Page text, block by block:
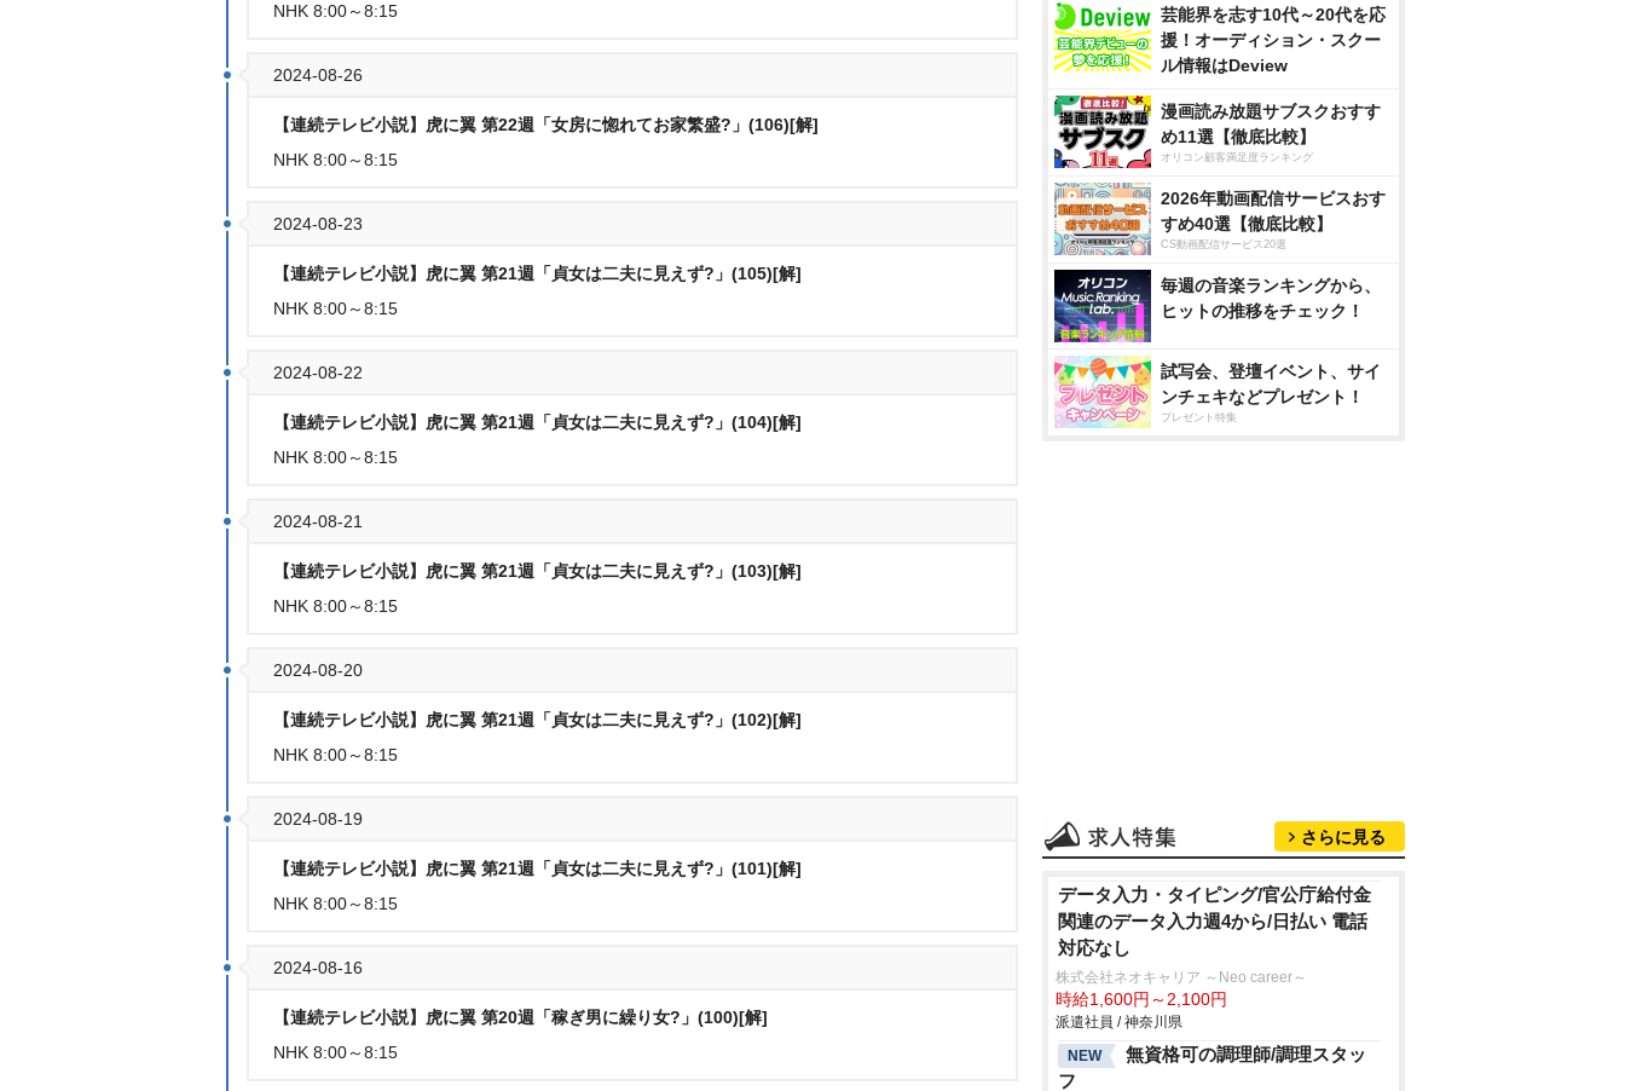
NHK 8:00～8:15
2024-08-26
【連続テレビ小説】虎に翼 第22週「女房に惚れてお家繁盛?」(106)[解]
NHK 8:00～8:15
2024-08-23
【連続テレビ小説】虎に翼 第21週「貞女は二夫に見えず?」(105)[解]
NHK 8:00～8:15
2024-08-22
【連続テレビ小説】虎に翼 第21週「貞女は二夫に見えず?」(104)[解]
NHK 8:00～8:15
2024-08-21
【連続テレビ小説】虎に翼 第21週「貞女は二夫に見えず?」(103)[解]
NHK 8:00～8:15
2024-08-20
【連続テレビ小説】虎に翼 第21週「貞女は二夫に見えず?」(102)[解]
NHK 8:00～8:15
2024-08-19
【連続テレビ小説】虎に翼 第21週「貞女は二夫に見えず?」(101)[解]
NHK 8:00～8:15
2024-08-16
【連続テレビ小説】虎に翼 第20週「稼ぎ男に繰り女?」(100)[解]
NHK 8:00～8:15
芸能界を志す10代～20代を応
援！オーディション・スクー
ル情報はDeview
漫画読み放題サブスクおすす
め11選【徹底比較】
オリコン顧客満足度ランキング
2026年動画配信サービスおす
すめ40選【徹底比較】
CS動画配信サービス20選
毎週の音楽ランキングから、
ヒットの推移をチェック！
試写会、登壇イベント、サイ
ンチェキなどプレゼント！
プレゼント特集
さらに見る
データ入力・タイピング/官公庁給付金
関連のデータ入力週4から/日払い 電話
対応なし
株式会社ネオキャリア ～Neo career～
時給1,600円～2,100円
派遣社員 / 神奈川県
NEW
無資格可の調理師/調理スタッ
フ